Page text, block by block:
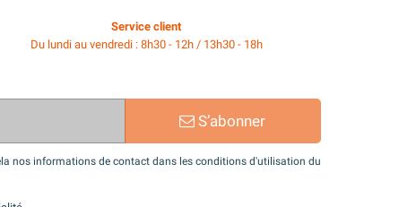
Service client
Du lundi au vendredi : 8h30 - 12h / 13h30 - 18h
S’abonner
nos informations de contact dans les conditions d'utilisation du